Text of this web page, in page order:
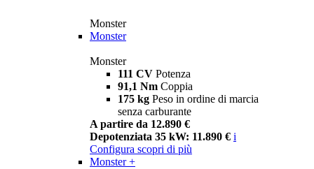
Monster
Monster
Monster
111 CV Potenza
91,1 Nm Coppia
175 kg Peso in ordine di marcia
senza carburante
A partire da 12.890 €
Depotenziata 35 kW: 11.890 € i
Configura scopri di più
Monster +